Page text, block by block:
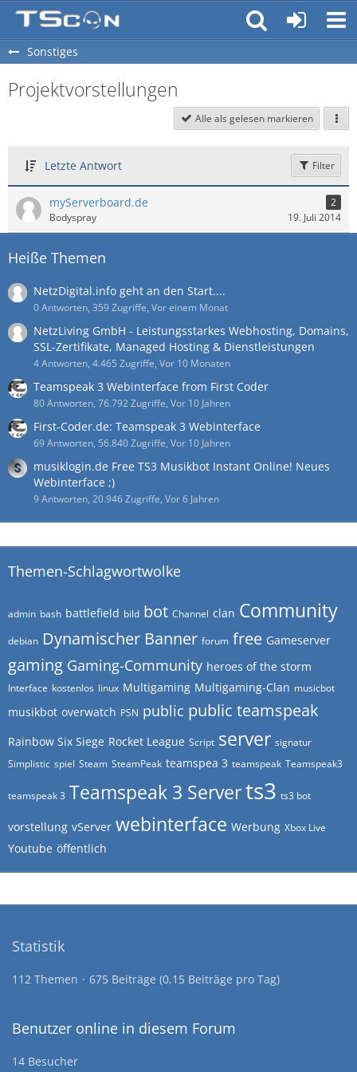
Sonstiges
Projektvorstellungen
Alle als gelesen markieren
Letzte Antwort Filter
myServerboard.de
2
Bodyspray
19. Juli 2014
Heiße Themen
NetzDigital.info geht an den Start....
0 Antworten, 359 Zugriffe, Vor einem Monat
NetzLiving GmbH - Leistungsstarkes Webhosting, Domains,
SSL-Zertifikate, Managed Hosting & Dienstleistungen
4 Antworten, 4.465 Zugriffe, Vor 10 Monaten
Teamspeak 3 Webinterface from First Coder
80 Antworten, 76.792 Zugriffe, Vor 10 Jahren
First-Coder.de: Teamspeak 3 Webinterface
69 Antworten, 56.840 Zugriffe, Vor 10 Jahren
musiklogin.de Free TS3 Musikbot Instant Online! Neues
Webinterface ;)
9 Antworten, 20.946 Zugriffe, Vor 6 Jahren
Themen-Schlagwortwolke
admin bash battlefield bild bot Channel clan Community
debian Dynamischer Banner forum free Gameserver
gaming Gaming-Community heroes of the storm
Interface kostenlos linux Multigaming Multigaming-Clan musicbot
musikbot overwatch PSN public public teamspeak
Rainbow Six Siege Rocket League Script server signatur
Simplistic spiel Steam SteamPeak teamspea 3 teamspeak Teamspeak3
teamspeak 3 Teamspeak 3 Serverts3 ts3 bot
vorstellung vServer webinterface Werbung Xbox Live
Youtube öffentlich
Statistik
112 Themen 675 Beiträge (0,15 Beiträge pro Tag)
Benutzer online in diesem Forum
14 Besucher